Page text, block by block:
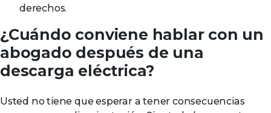
derechos.
¿Cuándo conviene hablar con un
abogado después de una
descarga eléctrica?
Usted no tiene que esperar a tener consecuencias